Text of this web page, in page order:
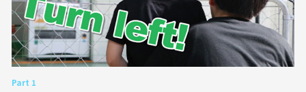
Part 1